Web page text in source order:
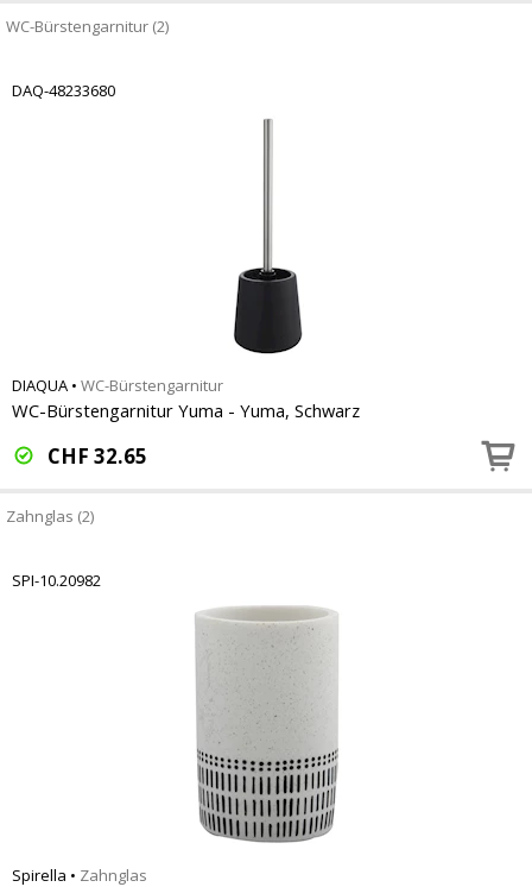
WC-Bürstengarnitur (2)
DAQ-48233680
DIAQUA • WC-Bürstengarnitur
WC-Bürstengarnitur Yuma - Yuma, Schwarz
CHF 32.65
Zahnglas (2)
SPI-10.20982
Spirella • Zahnglas